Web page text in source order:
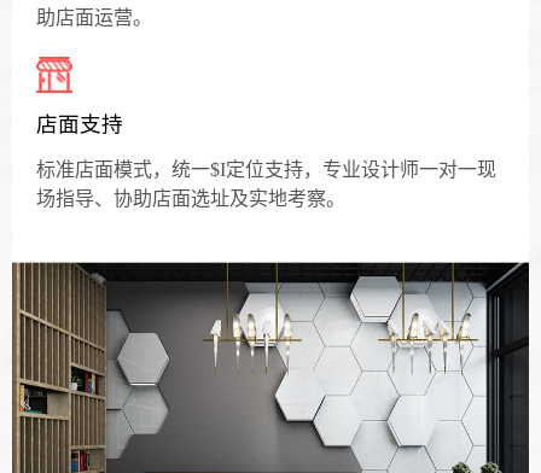
助店面运营。
店面支持
标准店面模式，统一$I定位支持，专业设计师一对一现
场指导、协助店面选址及实地考察。